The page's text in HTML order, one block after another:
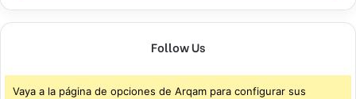
Follow Us
Vaya a la página de opciones de Arqam para configurar sus